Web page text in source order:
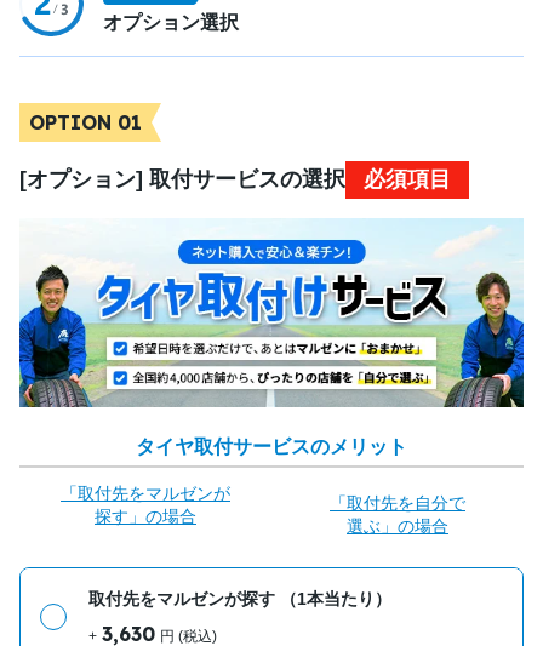
オプション選択
OPTION 01
[オプション] 取付サービスの選択 必須項目
タイヤ取付サービスのメリット
「取付先をマルゼンが
探す」の場合
「取付先を自分で
選ぶ」の場合
取付先をマルゼンが探す （1本当たり）
+ 3,630 円 (税込)